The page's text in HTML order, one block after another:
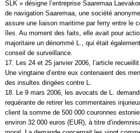
SLK » désigne l’entreprise Saaremaa
de navigation Saaremaa, une société
assure une liaison maritime par ferry entre le
îles. Au moment des faits, elle avait pour
majoritaire un dénommé L., qui était
conseil de surveillance.
17. Les 24 et 25 janvier 2006, l’article
Une vingtaine d’entre eux contenaient des
des insultes dirigées contre L.
18. Le 9 mars 2006, les avocats de L.
requérante de retirer les commentaires
client la somme de 500 000 couronnes
environ 32 000 euros (EUR), à titre